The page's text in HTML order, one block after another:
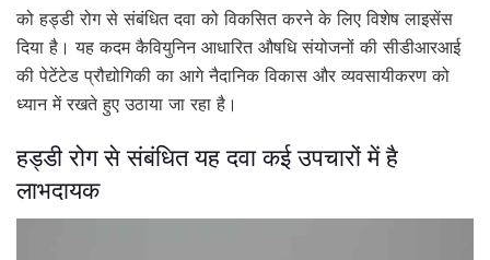
को हड्डी रोग से संबंधित दवा को विकसित करने के लिए विशेष लाइसेंस
दिया है। यह कदम कैवियुनिन आधारित औषधि संयोजनों की सीडीआरआई
की पेटेंटेड प्रौद्योगिकी का आगे नैदानिक विकास और व्यवसायीकरण को
ध्यान में रखते हुए उठाया जा रहा है।
हड्डी रोग से संबंधित यह दवा कई उपचारों में है
लाभदायक